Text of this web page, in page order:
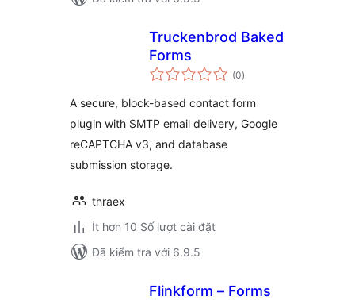
Truckenbrod Baked
Forms
(0tổng
đánh
)
A secure, block-based contact form
plugin with SMTP email delivery, Google
reCAPTCHA v3, and database
submission storage.
thraex
Ít hơn 10 Số lượt cài đặt
Đã kiểm tra với 6.9.5
Flinkform – Forms